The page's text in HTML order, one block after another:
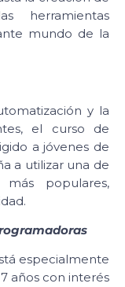
herramientas
mundo de la
y la
el curso de
a jóvenes de
a utilizar una de
populares,
especialmente
años con interés